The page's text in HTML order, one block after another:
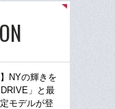
NYの輝きを
」と最
モデルが登